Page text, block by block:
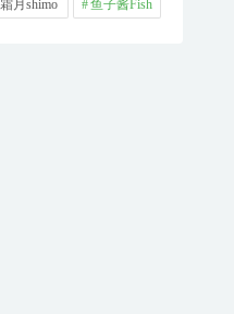
霜月shimo 鱼子酱Fish